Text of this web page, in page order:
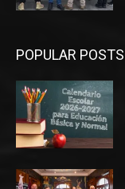
POPULAR POSTS